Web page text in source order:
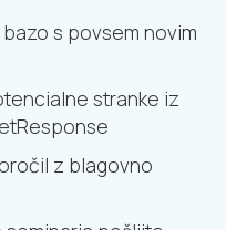
s povsem novim
stranke iz
z blagovno